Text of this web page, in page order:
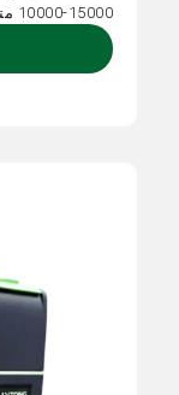
10000-15000 متر مربع